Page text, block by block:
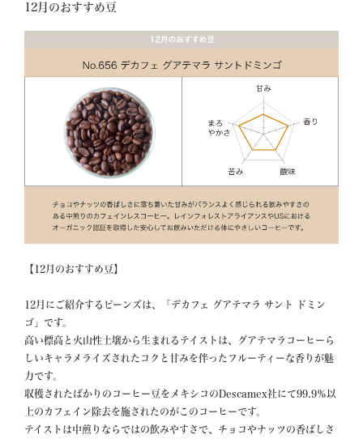
12月のおすすめ豆
【12月のおすすめ豆】
12月にご紹介するビーンズは、「デカフェ グアテマラ サント ドミン
ゴ」です。
高い標高と火山性土壌から生まれるテイストは、グアテマラコーヒーら
しいキャラメライズされたコクと甘みを伴ったフルーティーな香りが魅
力です。
収穫されたばかりのコーヒー豆をメキシコのDescamex社にて99.9％以
上のカフェイン除去を施されたのがこのコーヒーです。
テイストは中煎りならではの飲みやすさで、チョコやナッツの香ばしさ